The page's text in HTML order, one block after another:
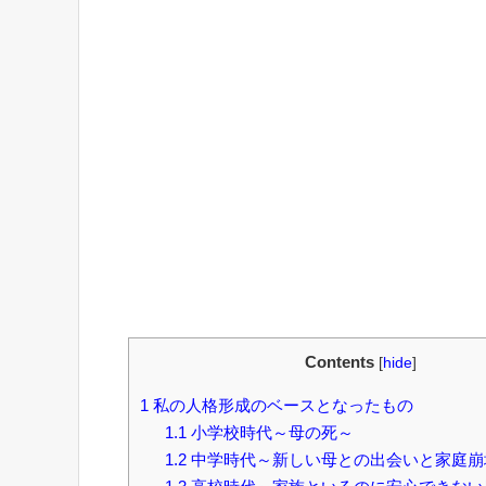
Contents [hide]
1 私の人格形成のベースとなったもの
1.1 小学校時代～母の死～
1.2中学時代～新しい母との出会いと家庭崩